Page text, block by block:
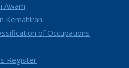
Awam
Kemahiran
of Occupations
Register